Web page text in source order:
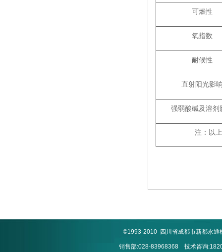
可燃性
氧指数
耐候性
直射阳光影
强弱酸碱及溶剂
注：以
©1993-2010 四川省成都市新都永
销售部:028-83968368 技术咨询